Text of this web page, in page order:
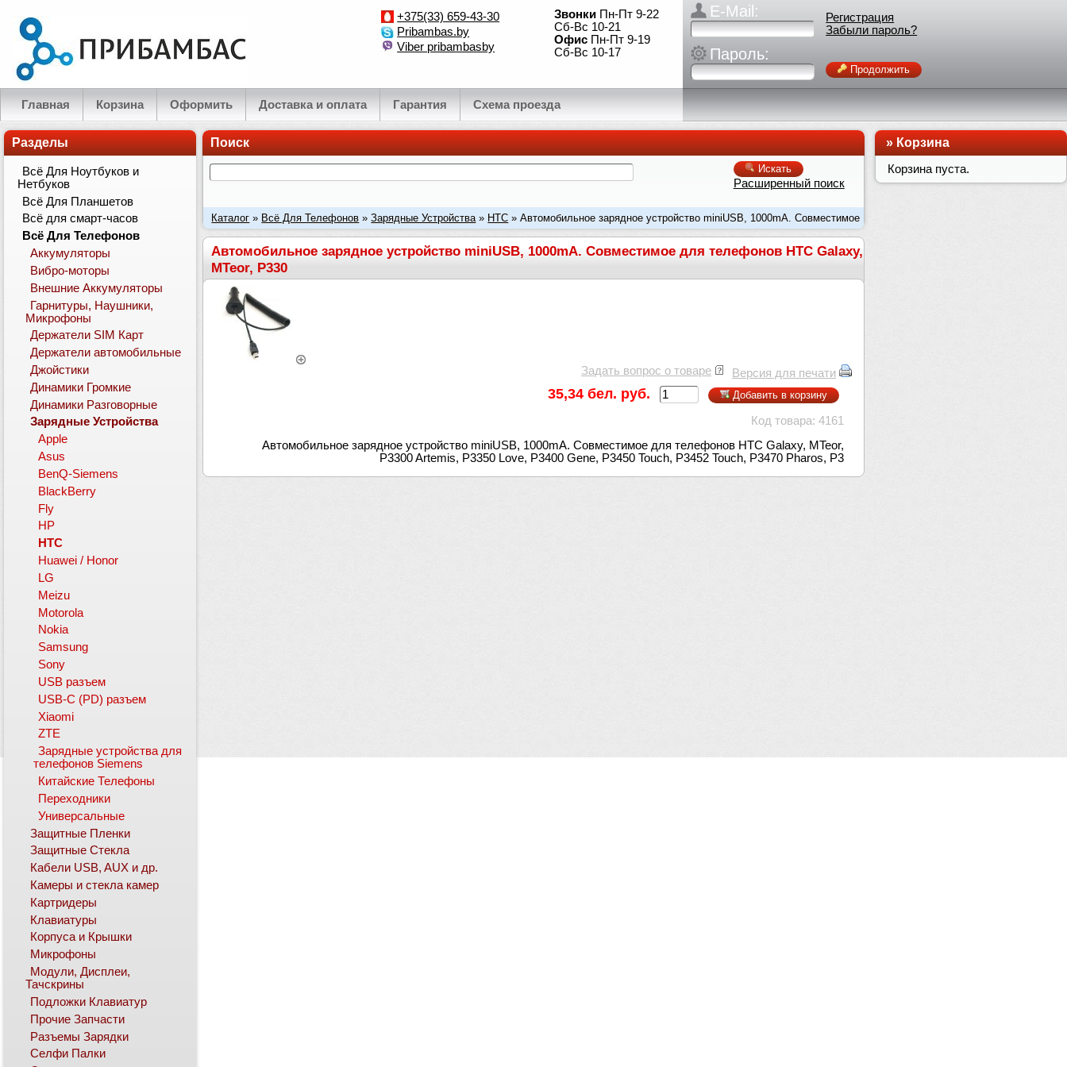
+375(33) 659-43-30
Pribambas.by
Viber pribambasby
Звонки Пн-Пт 9-22
Сб-Вс 10-21
Офис Пн-Пт 9-19
Сб-Вс 10-17
Главная Корзина Оформить Доставка и оплата Гарантия Схема проезда
E-Mail:
Пароль:
Регистрация
Забыли пароль?
Продолжить
Поиск
Искать
Расширенный поиск
Каталог » Всё Для Телефонов »Зарядные Устройства» HTC » Автомобильное зарядное устройство miniUSB, 1000mA. Совместимое
для телефонов HTC Galaxy, MTeor, P330
Автомобильное зарядное устройство miniUSB, 1000mA. Совместимое для телефонов HTC Galaxy,
MTeor, P330
Версия для печати
Задать вопрос о товаре
35,34 бел. руб. Добавить в корзину
Код товара: 4161
Автомобильное зарядное устройство miniUSB, 1000mA. Совместимое для телефонов HTC Galaxy, MTeor,
P3300 Artemis, P3350 Love, P3400 Gene, P3450 Touch, P3452 Touch, P3470 Pharos, P3
Разделы
Всё Для Ноутбуков и
Нетбуков
Всё Для Планшетов
Всё для смарт-часов
Всё Для Телефонов
Аккумуляторы
Вибро-моторы
Внешние Аккумуляторы
Гарнитуры, Наушники,
Микрофоны
Держатели SIM Карт
Держатели автомобильные
Джойстики
Динамики Громкие
Динамики Разговорные
Зарядные Устройства
Apple
Asus
BenQ-Siemens
BlackBerry
Fly
HP
HTC
Huawei / Honor
LG
Meizu
Motorola
Nokia
Samsung
Sony
USB разъем
USB-C (PD) разъем
Xiaomi
ZTE
Зарядные устройства для
телефонов Siemens
Китайские Телефоны
Переходники
Универсальные
Защитные Пленки
Защитные Стекла
Кабели USB, AUX и др.
Камеры и стекла камер
Картридеры
Клавиатуры
Корпуса и Крышки
Микрофоны
Модули, Дисплеи,
Тачскрины
Подложки Клавиатур
Прочие Запчасти
Разъемы Зарядки
Селфи Палки
»Корзина
Корзина пуста.